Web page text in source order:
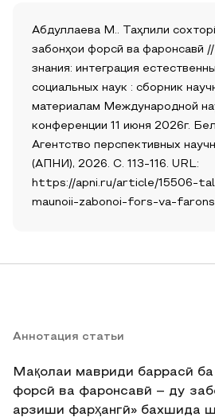
Абдуллаева М.. Таҳлили
забонҳои форсӣ ва фаронсавӣ
знания: интеграция
социальных наук : сборник
материалам Международной
конференции 11 июня 2026г.
Агентство перспективных
(АПНИ), 2026. С. 113-116. URL:
https://apni.ru/article/15506-
maunoii-zabonoi-fors-va-
Аннотация статьи
Мақолаи мавриди баррасӣ
форсӣ ва фаронсавӣ – ду
арзиши фарҳангӣ» бахшида